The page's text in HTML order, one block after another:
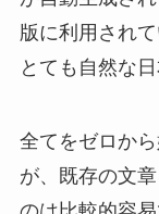
版に利用され
とても自然な
全てをゼロか
が、既存の文